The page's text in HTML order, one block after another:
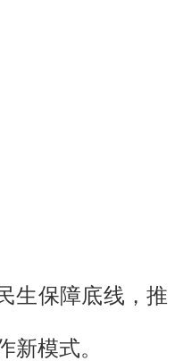
生保障底线，推
模式。